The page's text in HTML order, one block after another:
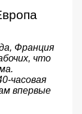
Франция
что
часовая
впервые